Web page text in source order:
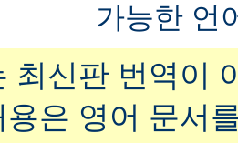
가능한 언
최신판 번역이
용은 영어 문서